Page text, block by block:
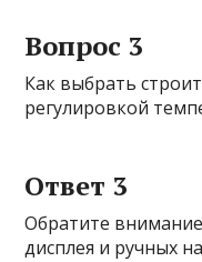
Вопрос 3
Как выбрать
регулировкой
Ответ 3
Обратите
дисплея и ручных